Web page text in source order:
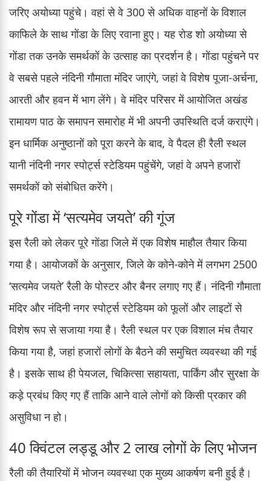
जरिए अयोध्या पहुंचे। वहां से वे 300 से अधिक वाहनों के विशाल
काफिले के साथ गोंडा के लिए रवाना हुए। यह रोड शो अयोध्या से
गोंडा तक उनके समर्थकों के उत्साह का प्रदर्शन है। गोंडा पहुंचने पर
वे सबसे पहले नंदिनी गौमाता मंदिर जाएंगे, जहां वे विशेष पूजा-अर्चना,
आरती और हवन में भाग लेंगे। वे मंदिर परिसर में आयोजित अखंड
रामायण पाठ के समापन समारोह में भी अपनी उपस्थिति दर्ज कराएंगे।
इन धार्मिक अनुष्ठानों को पूरा करने के बाद, वे पैदल ही रैली स्थल
यानी नंदिनी नगर स्पोर्ट्स स्टेडियम पहुंचेंगे, जहां वे अपने हजारों
समर्थकों को संबोधित करेंगे।
पूरे गोंडा में ‘सत्यमेव जयते’ की गूंज
इस रैली को लेकर पूरे गोंडा जिले में एक विशेष माहौल तैयार किया
गया है। आयोजकों के अनुसार, जिले के कोने-कोने में लगभग 2500
‘सत्यमेव जयते’ रैली के पोस्टर और बैनर लगाए गए हैं। नंदिनी गौमाता
मंदिर और नंदिनी नगर स्पोर्ट्स स्टेडियम को फूलों और लाइटों से
विशेष रूप से सजाया गया है। रैली स्थल पर एक विशाल मंच तैयार
किया गया है, जहां हजारों लोगों के बैठने की समुचित व्यवस्था की गई
है। इसके साथ ही पेयजल, चिकित्सा सहायता, पार्किंग और सुरक्षा के
कड़े प्रबंध किए गए हैं ताकि आने वाले लोगों को किसी प्रकार की
असुविधा न हो।
40 क्विंटल लड्डू और 2 लाख लोगों के लिए भोजन
रैली की तैयारियों में भोजन व्यवस्था एक मुख्य आकर्षण बनी हुई है।